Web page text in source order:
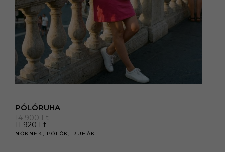
PÓLÓRUHA
14 900Ft
11 920 Ft
NŐKNEK, PÓLÓK, RUHÁK